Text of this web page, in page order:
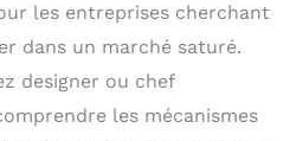
les entreprises cherchant
dans un marché saturé.
designer ou chef
les mécanismes